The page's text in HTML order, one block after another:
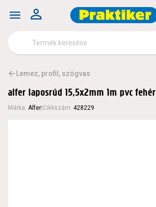
Lemez, profil, szögvas
alfer laposrúd 15,5x2mm 1m pvc fehér
Márka: Alfer Cikkszám: 428229